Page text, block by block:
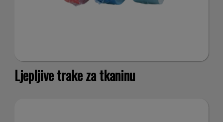
Ljepljive trake za tkaninu